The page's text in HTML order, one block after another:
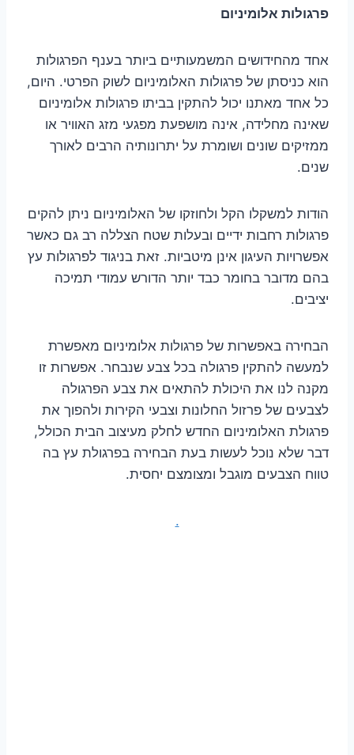
פרגולות אלומיניום
אחד מהחידושים המשמעותיים ביותר בענף הפרגולות
הוא כניסתן של פרגולות האלומיניום לשוק הפרטי. היום,
כל אחד מאתנו יכול להתקין בביתו פרגולות אלומיניום
שאינה מחלידה, אינה מושפעת מפגעי מזג האוויר או
ממזיקים שונים ושומרת על יתרונותיה הרבים לאורך
שנים.
הודות למשקלו הקל ולחוזקו של האלומיניום ניתן להקים
פרגולות רחבות ידיים ובעלות שטח הצללה רב גם כאשר
אפשרויות העיגון אינן מיטביות. זאת בניגוד לפרגולות עץ
בהם מדובר בחומר כבד יותר הדורש עמודי תמיכה
יציבים.
הבחירה באפשרות של פרגולות אלומיניום מאפשרת
למעשה להתקין פרגולה בכל צבע שנבחר. אפשרות זו
מקנה לנו את היכולת להתאים את צבע הפרגולה
לצבעים של פרזול החלונות וצבעי הקירות ולהפוך את
פרגולת האלומיניום החדש לחלק מעיצוב הבית הכולל,
דבר שלא נוכל לעשות בעת הבחירה בפרגולת עץ בה
טווח הצבעים מוגבל ומצומצם יחסית.
.